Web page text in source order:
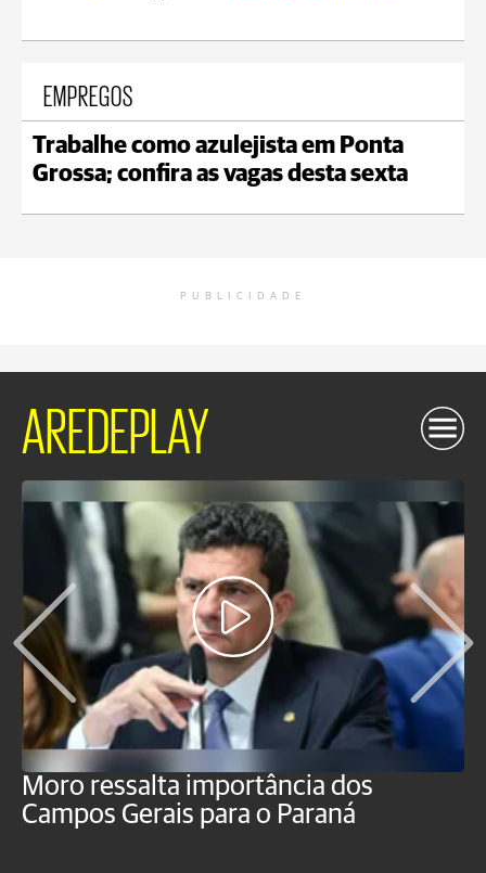
EMPREGOS
Trabalhe como azulejista em Ponta
Grossa; confira as vagas desta sexta
PUBLICIDADE
AREDEPLAY
Moro ressalta importância dos
Campos Gerais para o Paraná